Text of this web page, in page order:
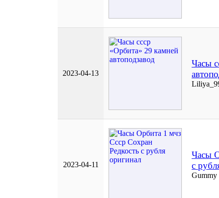
2023-04-13
Часы
2023-04-11
Часы
с
Gummy